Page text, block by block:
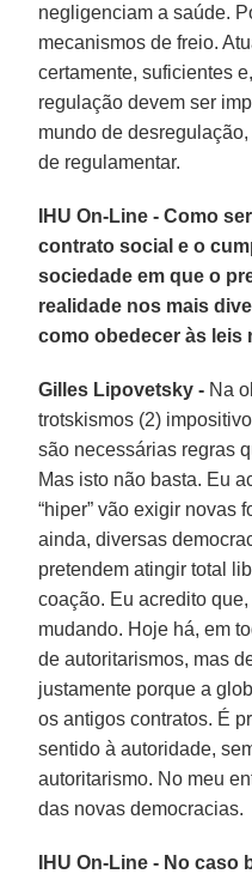
negligenciam a saúde.
mecanismos de freio.
certamente, suficientes
regulação devem ser
mundo de
de regulamentar.
IHU On-Line - Como
contrato social e o
sociedade em que o
realidade nos mais
como obedecer às leis
Gilles Lipovetsky - Na
trotskismos (2)
são necessárias regras
Mas isto não basta. Eu
“hiper” vão exigir novas
ainda, diversas
pretendem atingir total
coação. Eu acredito
mudando. Hoje há, em
de autoritarismos, mas
justamente porque a
os antigos contratos. É
sentido à autoridade,
autoritarismo. No meu
das novas democracias.
IHU On-Line - No